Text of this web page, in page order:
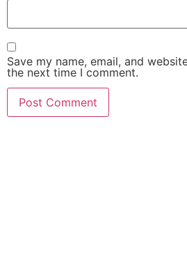
Save my name, email, and
the next time I comment.